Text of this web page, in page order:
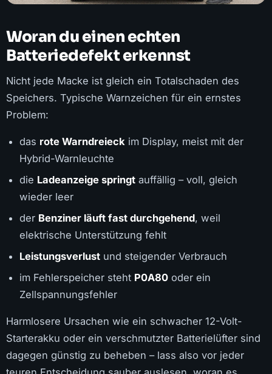
Woran du einen echten
Batteriedefekt erkennst
Nicht jede Macke ist gleich ein Totalschaden des
Speichers. Typische Warnzeichen für ein ernstes
Problem:
das rote Warndreieck im Display, meist mit der
Hybrid-Warnleuchte
die Ladeanzeige springt auffällig – voll, gleich
wieder leer
der Benziner läuft fast durchgehend, weil
elektrische Unterstützung fehlt
Leistungsverlust und steigender Verbrauch
im Fehlerspeicher steht P0A80 oder ein
Zellspannungsfehler
Harmlosere Ursachen wie ein schwacher 12-Volt-
Starterakku oder ein verschmutzter Batterielüfter sind
dagegen günstig zu beheben – lass also vor jeder